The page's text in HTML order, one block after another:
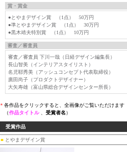
賞・賞金
●とやまデザイン賞 （1点） 50万円
●準とやまデザイン賞 （1点） 30万円
●黒木靖夫特別賞 （1点） 10万円
審査／審査員
審査／審査員 下川一哉（日経デザイン編集長）
長山智美（インテリアスタイリスト）
名児耶秀美（アッシュコンセプト代表取締役）
廣田尚子（プロダクトデザイナー）
大矢寿雄（富山県総合デザインセンター所長）
＊ 各作品をクリックすると、全画像がご覧いただけます
（作品タイトル 受賞者名）
受賞作品
■ とやまデザイン賞